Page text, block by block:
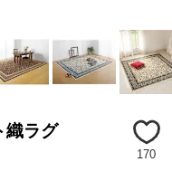
織ラグ
170